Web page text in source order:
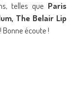
telles que Paris
The Belair Lip
Bonne écoute !